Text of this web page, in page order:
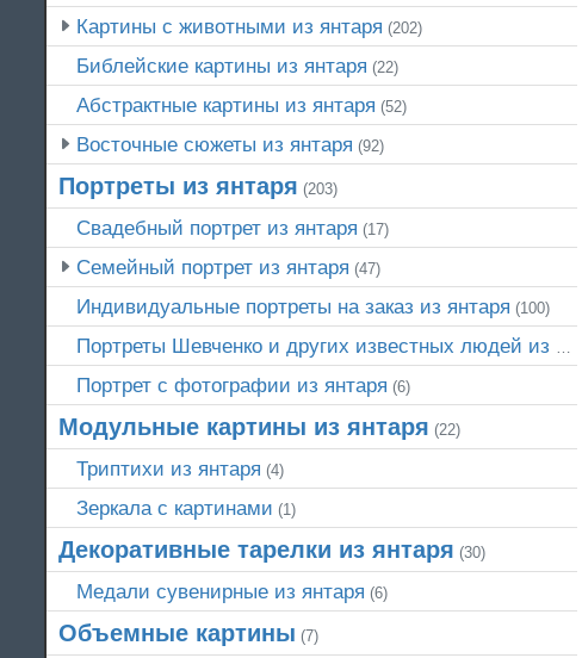
Картины с животными из янтаря (202)
Библейские картины из янтаря (22)
Абстрактные картины из янтаря (52)
Восточные сюжеты из янтаря (92)
Портреты из янтаря (203)
Свадебный портрет из янтаря (17)
Семейный портрет из янтаря (47)
Индивидуальные портреты на заказ из янтаря (100)
Портреты Шевченко и других известных людей из янтаря
Портрет c фотографии из янтаря (6)
Модульные картины из янтаря (22)
Триптихи из янтаря (4)
Зеркала с картинами (1)
Декоративные тарелки из янтаря (30)
Медали сувенирные из янтаря (6)
Объемные картины (7)